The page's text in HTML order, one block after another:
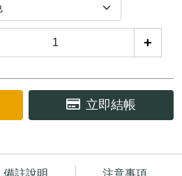
+
立即結帳
備註說明 注意事項